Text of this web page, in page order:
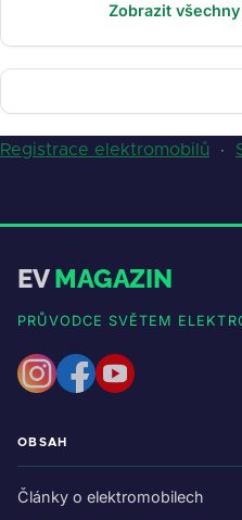
Zobrazit
Registrace elektromobilů ·
EVMAGAZIN
PRŮVODCE SVĚTEM
OBSAH
Články o elektromobilech